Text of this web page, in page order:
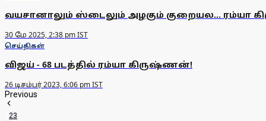
வயசானாலும் ஸ்டைலும் அழகும் குறையல... ரம்யா
30 மே 2025, 2:38 pm IST
செய்திகள்
விஜய் - 68 படத்தில் ரம்யா கிருஷ்ணன்!
26 டிசம்பர் 2023, 6:06 pm IST
Previous
23